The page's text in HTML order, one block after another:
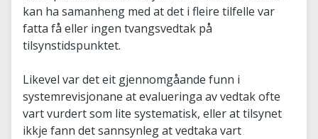
kan ha samanheng med at det i fleire tilfelle var
fatta få eller ingen tvangsvedtak på
tilsynstidspunktet.
Likevel var det eit gjennomgåande funn i
systemrevisjonane at evalueringa av vedtak ofte
vart vurdert som lite systematisk, eller at tilsynet
ikkje fann det sannsynleg at vedtaka vart